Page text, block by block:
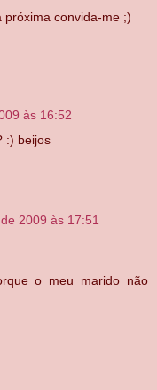
convida-me ;)
às 16:52
:) beijos
2009 às 17:51
o meu marido não